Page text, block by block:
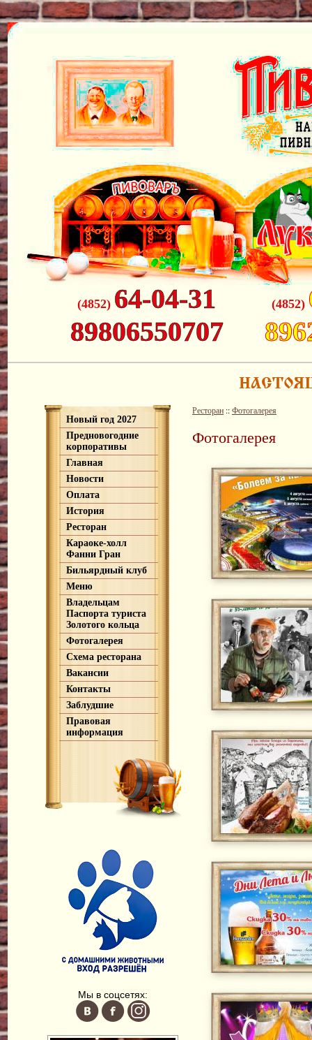
(4852) 64-04-31
89806550707
(4852)
Новый год 2027
Предновогодние
корпоративы
Главная
Новости
Оплата
История
Ресторан
Караоке-холл
Фанни Гран
Бильярдный клуб
Меню
Владельцам
Паспорта туриста
Золотого кольца
Фотогалерея
Схема ресторана
Вакансии
Контакты
Заблудшие
Правовая
информация
Мы в соцсетях:
Ресторан ::Фотогалерея
Фотогалерея